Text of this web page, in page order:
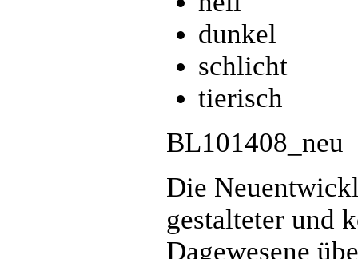
dunkel
schlicht
tierisch
BL101408_neu
Die
gestalteter und
Dagewesene